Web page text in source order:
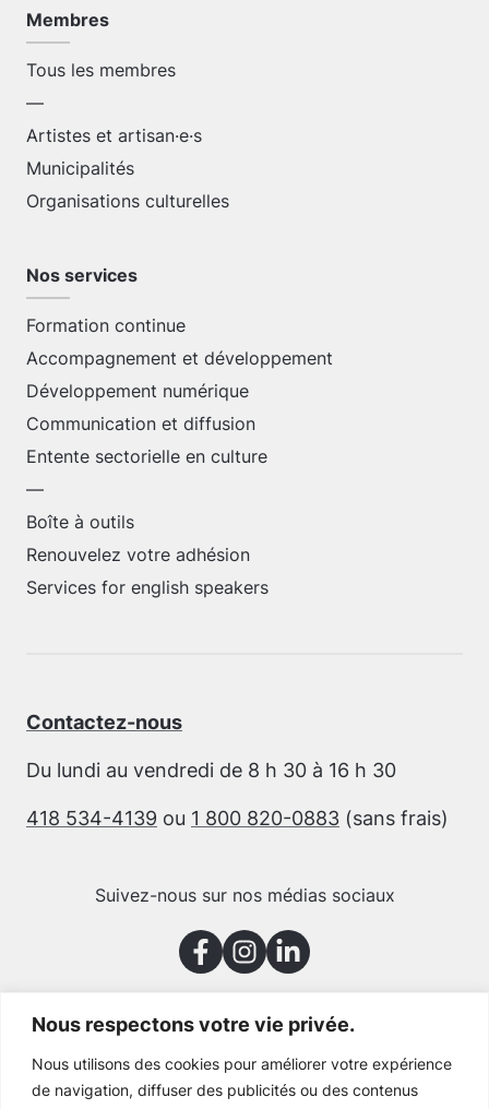
Nous respectons votre vie privée.
Nous utilisons des cookies pour améliorer votre expérience
de navigation, diffuser des publicités ou des contenus
Membres
Tous les membres
—
Artistes et artisan·e·s
Municipalités
Organisations culturelles
Nos services
Formation continue
Accompagnement et développement
Développement numérique
Communication et diffusion
Entente sectorielle en culture
—
Boîte à outils
Renouvelez votre adhésion
Services for english speakers
Contactez-nous
Du lundi au vendredi de 8 h 30 à 16 h 30
418 534-4139 ou 1 800 820-0883 (sans frais)
Suivez-nous sur nos médias sociaux
Merci à nos partenaires